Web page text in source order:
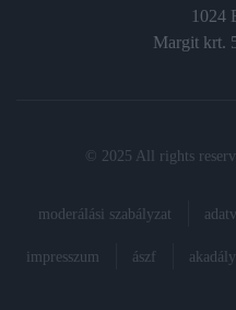
1024
Margit krt.
© 2025 All rights
moderálási szabályzat
impresszum ászf